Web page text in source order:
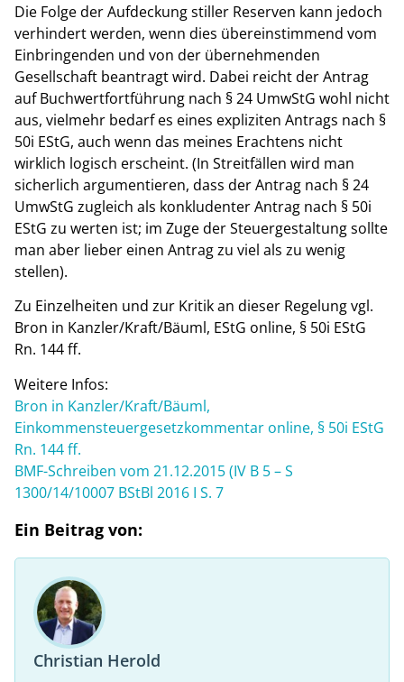
Die Folge der Aufdeckung stiller Reserven kann jedoch
verhindert werden, wenn dies übereinstimmend vom
Einbringenden und von der übernehmenden
Gesellschaft beantragt wird. Dabei reicht der Antrag
auf Buchwertfortführung nach § 24 UmwStG wohl nicht
aus, vielmehr bedarf es eines expliziten Antrags nach §
50i EStG, auch wenn das meines Erachtens nicht
wirklich logisch erscheint. (In Streitfällen wird man
sicherlich argumentieren, dass der Antrag nach § 24
UmwStG zugleich als konkludenter Antrag nach § 50i
EStG zu werten ist; im Zuge der Steuergestaltung sollte
man aber lieber einen Antrag zu viel als zu wenig
stellen).
Zu Einzelheiten und zur Kritik an dieser Regelung vgl.
Bron in Kanzler/Kraft/Bäuml, EStG online, § 50i EStG
Rn. 144 ff.
Weitere Infos:
Bron in Kanzler/Kraft/Bäuml,
Einkommensteuergesetzkommentar online, § 50i EStG
Rn. 144 ff.
BMF-Schreiben vom 21.12.2015 (IV B 5 – S
1300/14/10007 BStBl 2016 I S. 7
Ein Beitrag von:
Christian Herold